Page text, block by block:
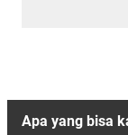
Apa yang bisa